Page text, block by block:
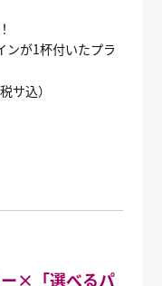
ンが1杯付いたプラ
サ込）
×「選べるパ